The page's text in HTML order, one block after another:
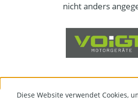
nicht anders
Diese Website verwendet Cookies,